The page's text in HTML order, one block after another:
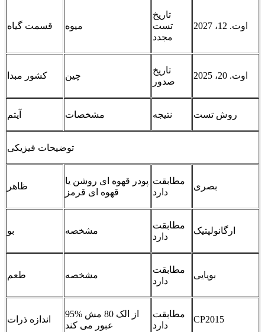
قسمت گیاه میوه
تاریخ
تست
مجدد
اوت. 12، 2027
کشور مبدا چین
تاریخ
صدور
اوت. 20، 2025
آیتم مشخصات نتیجه روش تست
توضیحات فیزیکی
ظاهر
پودر قهوه ای روشن یا
قهوه ای قرمز
مطابقت
دارد
بصری
بو مشخصه
مطابقت
دارد
ارگانولپتیک
طعم مشخصه
مطابقت
دارد
بویایی
اندازه ذرات
95% از الک 80 مش
عبور می کند
مطابقت
دارد
CP2015